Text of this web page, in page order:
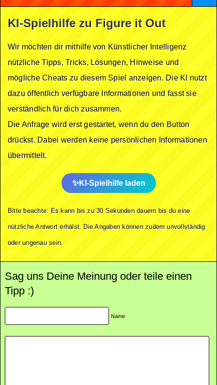
KI-Spielhilfe zu Figure it Out
Wir möchten dir mithilfe von Künstlicher Intelligenz
nützliche Tipps, Tricks, Lösungen, Hinweise und
mögliche Cheats zu diesem Spiel anzeigen. Die KI nutzt
dazu öffentlich verfügbare Informationen und fasst sie
verständlich für dich zusammen.
Die Anfrage wird erst gestartet, wenn du den Button
drückst. Dabei werden keine persönlichen Informationen
übermittelt.
KI-Spielhilfe laden
Bitte beachte: Es kann bis zu 30 Sekunden dauern bis du eine
nützliche Antwort erhälst. Die Angaben können zudem unvollständig
oder ungenau sein.
Sag uns Deine Meinung oder teile einen
Tipp :)
Name